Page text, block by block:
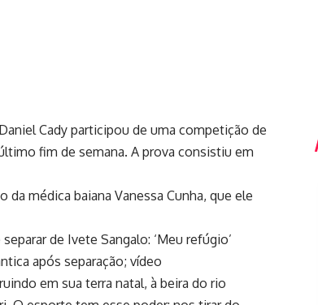
Cady participou de uma competição de
fim de semana. A prova consistiu em
médica baiana Vanessa Cunha, que ele
de Ivete Sangalo: ‘Meu refúgio’
após separação; vídeo
em sua terra natal, à beira do rio